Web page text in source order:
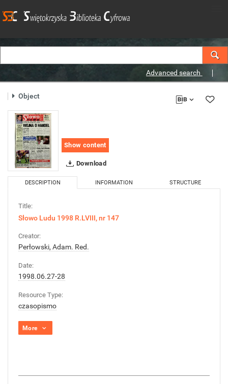
Advanced search
Object
Show content
Download
DESCRIPTION INFORMATION STRUCTURE
Title:
Słowo Ludu 1998 R.LVIII, nr 147
Creator:
Perłowski, Adam. Red.
Date:
1998.06.27-28
Resource Type:
czasopismo
More